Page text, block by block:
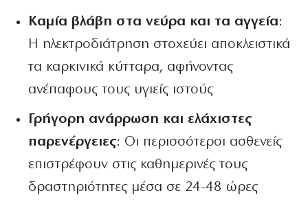
Καμία βλάβη στα νεύρα και τα αγγεία:
Η ηλεκτροδιάτρηση στοχεύει αποκλειστικά
τα καρκινικά κύτταρα, αφήνοντας
ανέπαφους τους υγιείς ιστούς
Γρήγορη ανάρρωση και ελάχιστες
παρενέργειες: Οι περισσότεροι ασθενείς
επιστρέφουν στις καθημερινές τους
δραστηριότητες μέσα σε 24-48 ώρες